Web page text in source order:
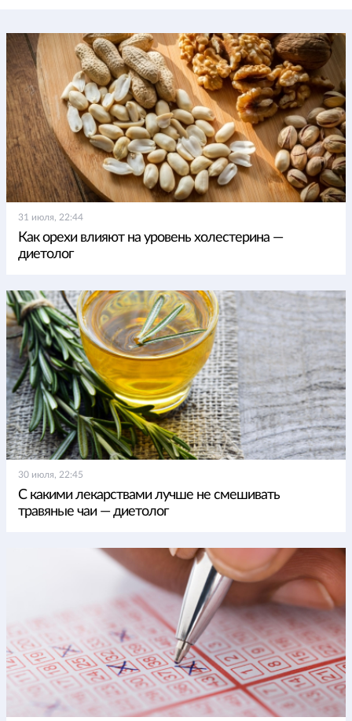
31 июля, 22:44
Как орехи влияют на уровень холестерина —
диетолог
30 июля, 22:45
С какими лекарствами лучше не смешивать
травяные чаи — диетолог